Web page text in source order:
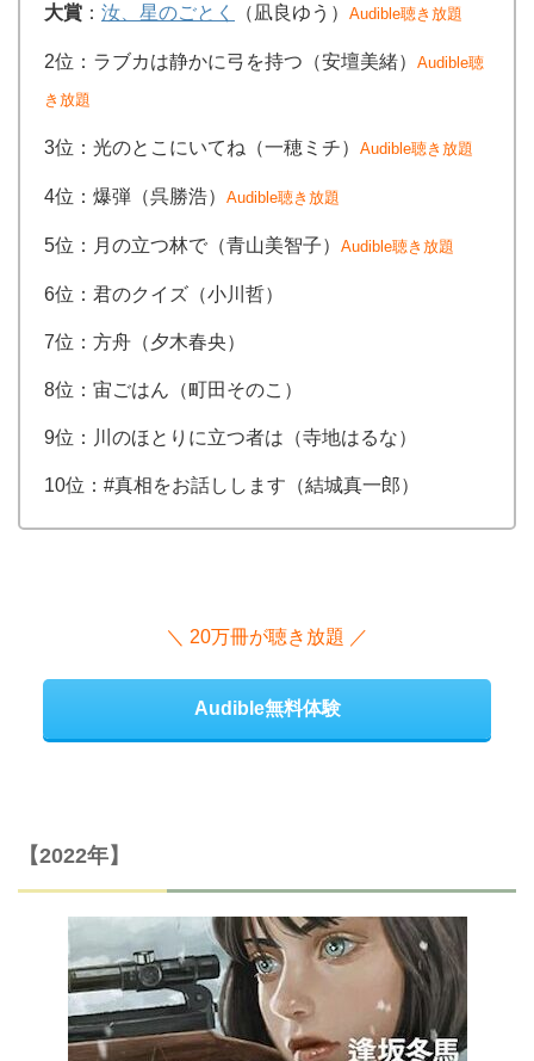
大賞 ： 汝、星のごとく （凪良ゆう） Audible聴き放題
2位：ラブカは静かに弓を持つ（安壇美緒） Audible聴
き放題
3位：光のとこにいてね（一穂ミチ） Audible聴き放題
4位：爆弾（呉勝浩） Audible聴き放題
5位：月の立つ林で（青山美智子） Audible聴き放題
6位：君のクイズ（小川哲）
7位：方舟（夕木春央）
8位：宙ごはん（町田そのこ）
9位：川のほとりに立つ者は（寺地はるな）
10位：#真相をお話しします（結城真一郎）
＼ 20万冊が聴き放題 ／
Audible無料体験
【2022年】